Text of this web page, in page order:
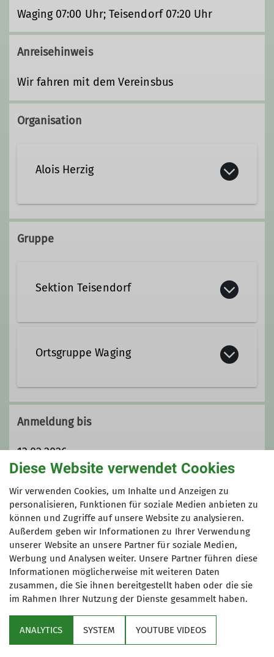
Waging 07:00 Uhr; Teisendorf 07:20 Uhr
Anreisehinweis
Wir fahren mit dem Vereinsbus
Organisation
Alois Herzig
+49 8681 1842
Materialwart Ortsgruppe Waging
Gruppe
Sektion Teisendorf
Ortsgruppe Waging
Anmeldung bis
13.02.2026
Maximale Teilnehmeranzahl
8
wichtige Infos
Diese Website verwendet Cookies
Wir verwenden Cookies, um Inhalte und Anzeigen zu
personalisieren, Funktionen für soziale Medien anbieten zu
können und Zugriffe auf unsere Website zu analysieren.
Außerdem geben wir Informationen zu Ihrer Verwendung
unserer Website an unsere Partner für soziale Medien,
Werbung und Analysen weiter. Unsere Partner führen diese
Informationen möglicherweise mit weiteren Daten
zusammen, die Sie ihnen bereitgestellt haben oder die sie
im Rahmen Ihrer Nutzung der Dienste gesammelt haben.
ANALYTICS SYSTEM YOUTUBE VIDEOS